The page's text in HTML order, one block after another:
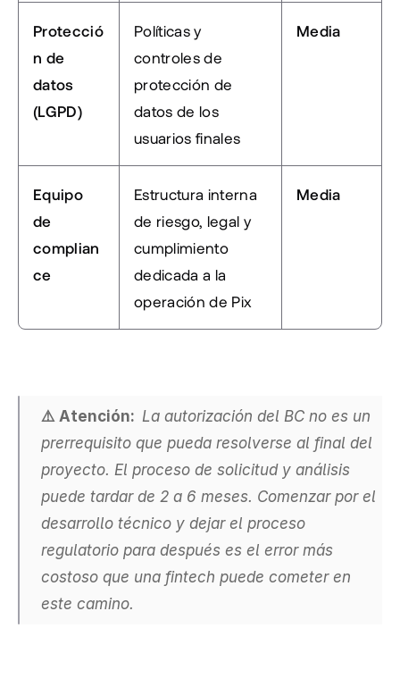
Protecció
n de
datos
(LGPD)
Políticas y
controles de
protección de
datos de los
usuarios finales
Media
Equipo
de
complian
ce
Estructura interna
de riesgo, legal y
cumplimiento
dedicada a la
operación de Pix
Media
⚠️ Atención: La autorización del BC no es un
prerrequisito que pueda resolverse al final del
proyecto. El proceso de solicitud y análisis
puede tardar de 2 a 6 meses. Comenzar por el
desarrollo técnico y dejar el proceso
regulatorio para después es el error más
costoso que una fintech puede cometer en
este camino.